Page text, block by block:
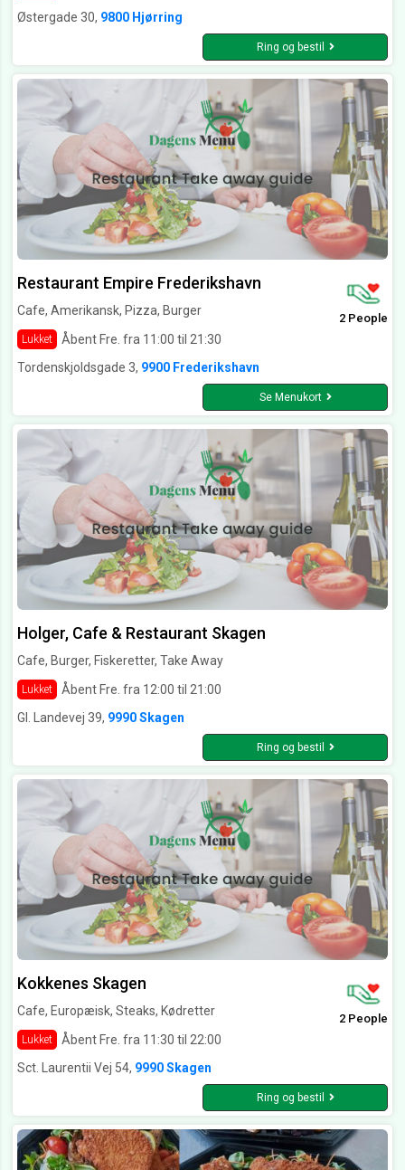
Østergade 30, 9800 Hjørring
Ring og bestil
Restaurant Empire Frederikshavn
Cafe, Amerikansk, Pizza, Burger
Lukket Åbent Fre. fra 11:00 til 21:30
2 People
Tordenskjoldsgade 3, 9900 Frederikshavn
Se Menukort
Holger, Cafe & Restaurant Skagen
Cafe, Burger, Fiskeretter, Take Away
Lukket
Åbent Fre. fra 12:00 til 21:00
Gl. Landevej 39, 9990 Skagen
Ring og bestil
Kokkenes Skagen
Cafe, Europæisk, Steaks, Kødretter
Lukket Åbent Fre. fra 11:30 til 22:00
2 People
Sct. Laurentii Vej 54, 9990 Skagen
Ring og bestil